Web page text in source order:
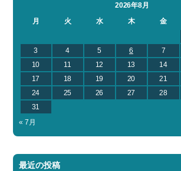
2026年8月
月
火 水 木 金
3
4 5 6 7
10
11 12 13 14
17
18 19 20 21
24
25 26 27 28
31
« 7月
最近の投稿